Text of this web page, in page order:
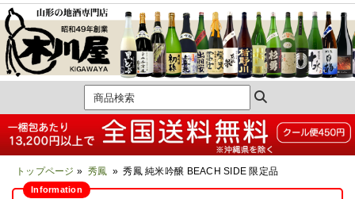
トップページ » 秀鳳 » 秀鳳 純米吟醸 BEACH SIDE 限定品